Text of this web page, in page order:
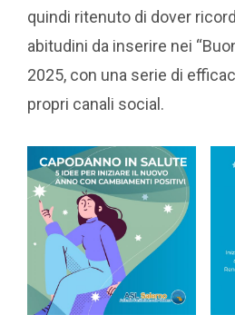
quindi ritenuto di dover
abitudini da inserire nei
2025, con una serie di
propri canali social.